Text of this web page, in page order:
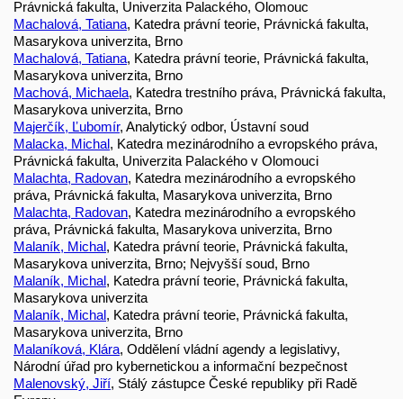
Právnická fakulta, Univerzita Palackého, Olomouc
Machalová, Tatiana, Katedra právní teorie, Právnická fakulta,
Masarykova univerzita, Brno
Machalová, Tatiana, Katedra právní teorie, Právnická fakulta,
Masarykova univerzita, Brno
Machová, Michaela, Katedra trestního práva, Právnická fakulta,
Masarykova univerzita, Brno
Majerčík, Ľubomír, Analytický odbor, Ústavní soud
Malacka, Michal, Katedra mezinárodního a evropského práva,
Právnická fakulta, Univerzita Palackého v Olomouci
Malachta, Radovan, Katedra mezinárodního a evropského
práva, Právnická fakulta, Masarykova univerzita, Brno
Malachta, Radovan, Katedra mezinárodního a evropského
práva, Právnická fakulta, Masarykova univerzita, Brno
Malaník, Michal, Katedra právní teorie, Právnická fakulta,
Masarykova univerzita, Brno; Nejvyšší soud, Brno
Malaník, Michal, Katedra právní teorie, Právnická fakulta,
Masarykova univerzita
Malaník, Michal, Katedra právní teorie, Právnická fakulta,
Masarykova univerzita, Brno
Malaníková, Klára, Oddělení vládní agendy a legislativy,
Národní úřad pro kybernetickou a informační bezpečnost
Malenovský, Jiří, Stálý zástupce České republiky při Radě